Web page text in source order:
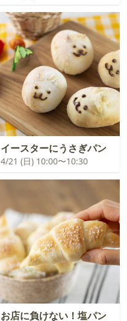
イースターにうさぎパン
4/21 (日) 10:00〜10:30
お店に負けない！塩パン